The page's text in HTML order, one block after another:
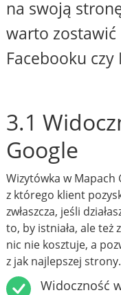
na swoją
warto
Facebooku
3.1
Google
Wizytówka w Mapach
z którego klient
zwłaszcza, jeśli
to, by istniała, ale też
nic nie kosztuje, a
z jak najlepszej strony.
Widoczność